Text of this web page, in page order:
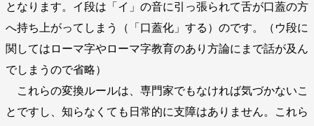
となります。イ段は「イ」の音に引っ張られて舌が口蓋の方
へ持ち上がってしまう（「口蓋化」する）のです。（ウ段に
関してはローマ字やローマ字教育のあり方論にまで話が及ん
でしまうので省略）
これらの変換ルールは、専門家でもなければ気づかないこ
とですし、知らなくても日常的に支障はありません。これら